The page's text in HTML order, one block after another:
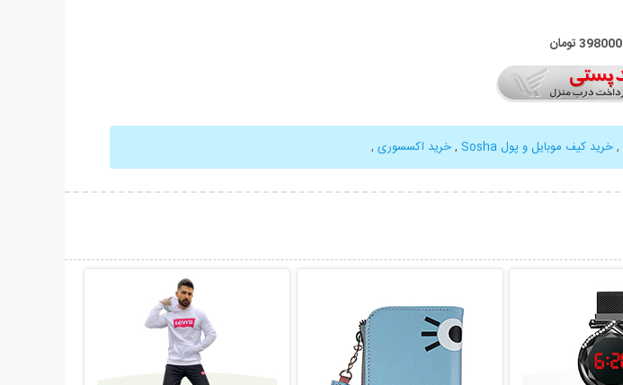
398000 تومان
,خرید کیف موبایل و پول Sosha ,خرید اکسسوری ,